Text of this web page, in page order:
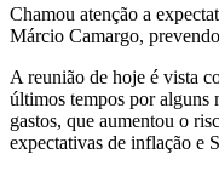
Chamou atenção a
Márcio Camargo,
A reunião de hoje é vista
últimos tempos por
gastos, que aumentou o
expectativas de inflação e